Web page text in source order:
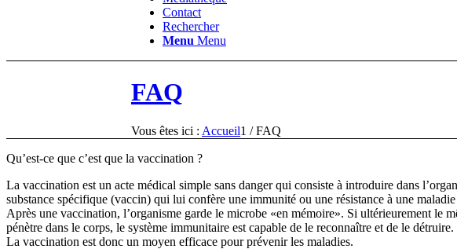
Contact
Rechercher
Menu Menu
FAQ
Vous êtes ici : Accueil1 / FAQ
Qu’est-ce que c’est que la vaccination ?
La vaccination est un acte médical simple sans danger qui consiste à introduire dans
substance spécifique (vaccin) qui lui confère une immunité ou une résistance à une
Après une vaccination, l’organisme garde le microbe «en mémoire». Si ultérieurement le
pénètre dans le corps, le système immunitaire est capable de le reconnaître et de le détruire.
La vaccination est donc un moyen efficace pour prévenir les maladies.